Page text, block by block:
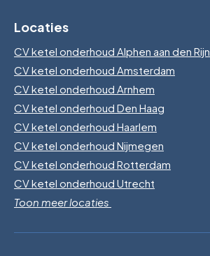
Locaties
CV ketel onderhoud Alphen aan den Rijn
CV ketel onderhoud Amsterdam
CV ketel onderhoud Arnhem
CV ketel onderhoud Den Haag
CV ketel onderhoud Haarlem
CV ketel onderhoud Nijmegen
CV ketel onderhoud Rotterdam
CV ketel onderhoud Utrecht
Toon meer locaties